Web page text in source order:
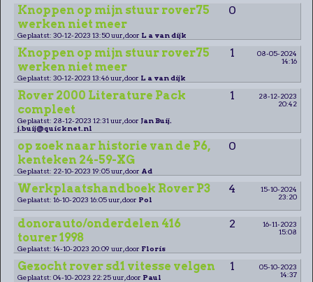
Knoppen op mijn stuur rover75
werken niet meer
0
Geplaatst: 30-12-2023 13:50 uur, door L a van dijk
Knoppen op mijn stuur rover75
werken niet meer
1
08-05-2024
14:16
Geplaatst: 30-12-2023 13:46 uur, door L a van dijk
Rover 2000 Literature Pack
compleet
1
28-12-2023
20:42
Geplaatst: 28-12-2023 12:31 uur, door Jan Buij.
j.buij@quicknet.nl
op zoek naar historie van de P6,
kenteken 24-59-XG
0
Geplaatst: 22-10-2023 19:05 uur, door Ad
Werkplaatshandboek Rover P3 4
15-10-2024
23:20
Geplaatst: 16-10-2023 16:05 uur, door Pol
donorauto/onderdelen 416
tourer 1998
2
16-11-2023
15:08
Geplaatst: 14-10-2023 20:09 uur, door Floris
Gezocht rover sd1 vitesse velgen 1
05-10-2023
14:37
Geplaatst: 04-10-2023 22:25 uur, door Paul